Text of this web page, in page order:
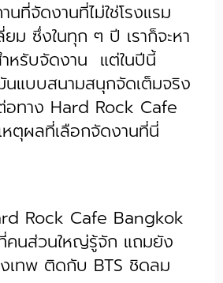
ที่จัดงานที่ไม่ใช่โรงแรม
ยม ซึ่งในทุก ๆ ปี เราก็จะหา
หรับจัดงาน แต่ในปีนี้
นแบบสนามสนุกจัดเต็มจริง
ทาง Hard Rock Cafe
ตุผลที่เลือกจัดงานที่นี่
Rock Cafe Bangkok
คนส่วนใหญ่รู้จัก แถมยัง
เทพ ติดกับ BTS ชิดลม